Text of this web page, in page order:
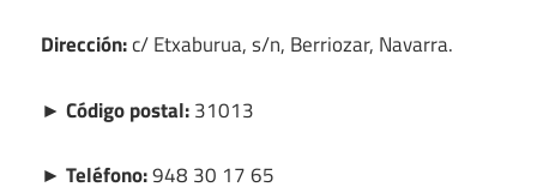
Dirección:c/ Etxaburua, s/n, Berriozar, Navarra.
► Código postal:31013
► Teléfono:948 30 17 65